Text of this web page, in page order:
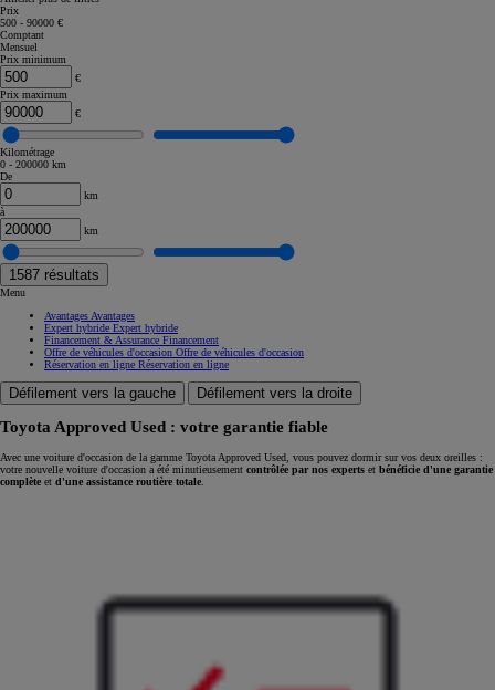
Prix
500 - 90000 €
Comptant
Mensuel
Prix minimum
€
Prix maximum
€
Kilométrage
0 - 200000 km
De
km
à
km
1587 résultats
Menu
Avantages Avantages
Expert hybride Expert hybride
Financement & Assurance Financement
Offre de véhicules d'occasion Offre de véhicules d'occasion
Réservation en ligne Réservation en ligne
Défilement vers la gauche Défilement vers la droite
Toyota Approved Used : votre garantie fiable
Avec une voiture d'occasion de la gamme Toyota Approved Used, vous pouvez dormir sur vos deux oreilles :
votre nouvelle voiture d'occasion a été minutieusement contrôlée par nos experts et bénéficie d'une garantie
complète et d'une assistance routière totale